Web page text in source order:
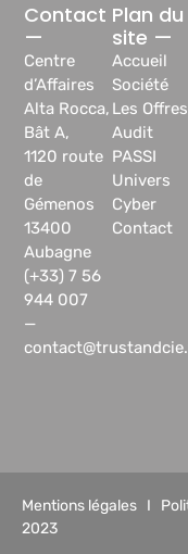
Plan du
site —
Accueil
Société
Les Offres
Audit
PASSI
Univers
Cyber
Contact
Contact
—
Centre
d’Affaires
Alta Rocca,
Bât A,
1120 route
de
Gémenos
13400
Aubagne
(+33) 7 56
944 007
—
Mentions légales I
2023